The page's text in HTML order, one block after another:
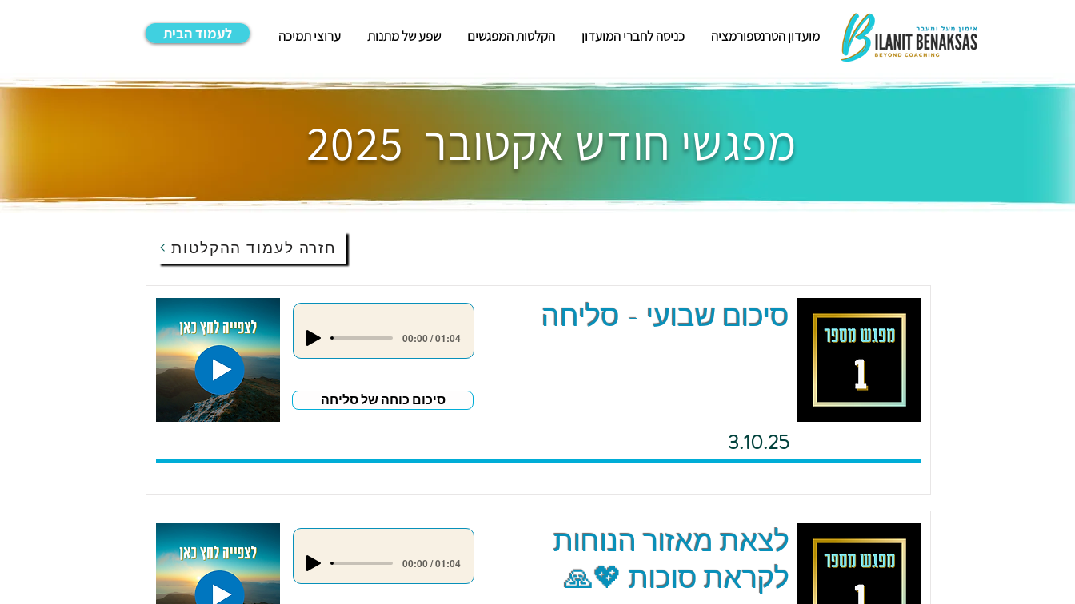
לעמוד הבית מועדון הטרנספורמציה כניסה לחברי המועדון הקלטות המפגשים שפע של מתנות ערוצי תמיכה
מפגשי חודש אקטובר 2025
חזרה לעמוד ההקלטות
00:00 / 01:04
סיכום כוחה של סליחה
סיכום שבועי - סליחה
3.10.25
00:00 / 01:04
לצאת מאזור הנוחות
לקראת סוכות 💖🙏